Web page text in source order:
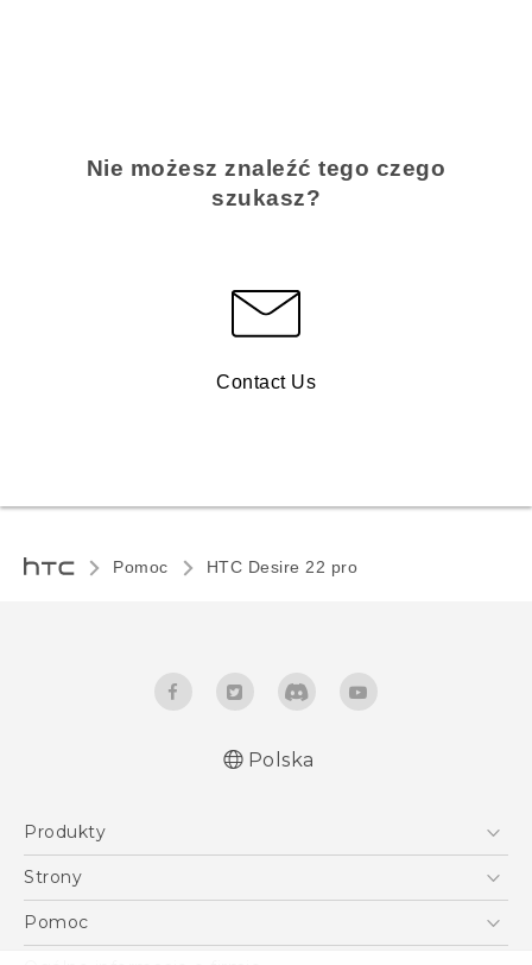
Nie możesz znaleźć tego czego
szukasz?
Contact Us
Pomoc HTC Desire 22 pro‎
Instrukcje bezpieczeństwa i regulacje prawne
Polska
Produkty
Smartfony
VIVE
Strony
HTC Vive
Pomoc